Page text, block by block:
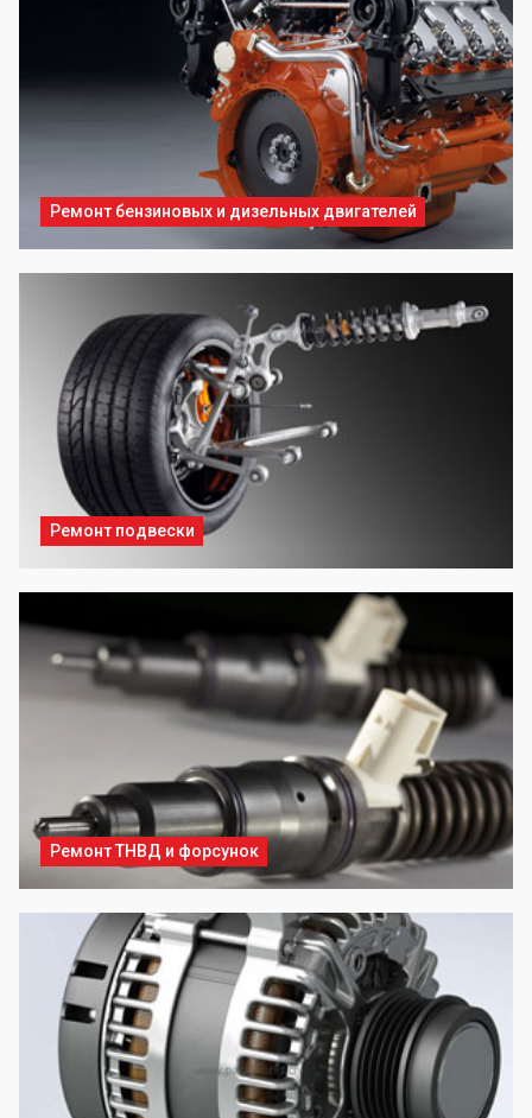
Ремонт бензиновых и дизельных двигателей
Ремонт подвески
Ремонт ТНВД и форсунок